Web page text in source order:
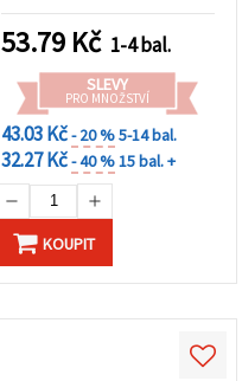
povrch – květinová
aranžmá, věnce a DIY
tvoření, 20 ks
53.79 Kč 1-4 bal.
SLEVY
PRO MNOŽSTVÍ
43.03 Kč- 20 %5-14 bal.
32.27 Kč- 40 %15 bal. +
KOUPIT